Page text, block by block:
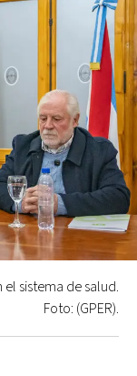
sistema de salud.
Foto: (GPER).